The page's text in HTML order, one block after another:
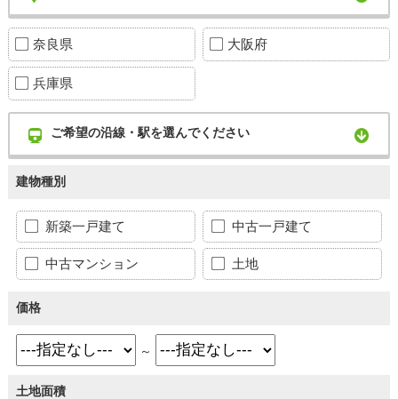
奈良県 大阪府
兵庫県
ご希望の沿線・駅を選んでください
建物種別
新築一戸建て 中古一戸建て
中古マンション 土地
価格
～
土地面積